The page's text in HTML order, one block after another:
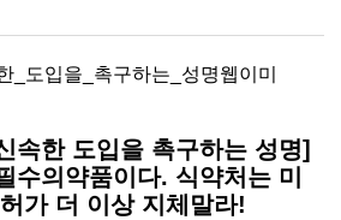
속한 도입을 촉구하는 성명]
수의약품이다. 식약처는 미
가 더 이상 지체말라!